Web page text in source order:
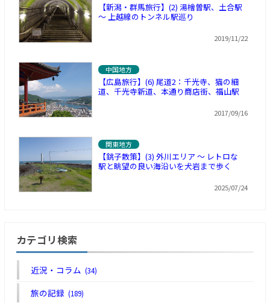
【新潟・群馬旅行】(2) 湯檜曽駅、土合駅
～ 上越線のトンネル駅巡り
2019/11/22
中国地方
【広島旅行】(6) 尾道2：千光寺、猫の細
道、千光寺新道、本通り商店街、福山駅
2017/09/16
関東地方
【銚子散策】(3) 外川エリア ～ レトロな
駅と眺望の良い海沿いを犬岩まで歩く
2025/07/24
カテゴリ検索
近況・コラム(34)
旅の記録(189)